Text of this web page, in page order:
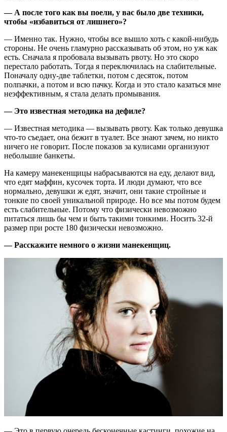
— А после того как вы поели, у вас было две техники,
чтобы «избавиться от лишнего»?
— Именно так. Нужно, чтобы все вышло хоть с какой-нибудь
стороны. Не очень гламурно рассказывать об этом, но уж как
есть. Сначала я пробовала вызывать рвоту. Но это скоро
перестало работать. Тогда я переключилась на слабительные.
Поначалу одну-две таблетки, потом с десяток, потом
полпачки, а потом и всю пачку. Когда и это стало казаться мне
неэффективным, я стала делать промывания.
— Это известная методика на дефиле?
— Известная методика — вызывать рвоту. Как только девушка
что-то съедает, она бежит в туалет. Все знают зачем, но никто
ничего не говорит. После показов за кулисами организуют
небольшие банкеты.
На камеру манекенщицы набрасываются на еду, делают вид,
что едят маффин, кусочек торта. И люди думают, что все
нормально, девушки ж едят, значит, они такие стройные и
тонкие по своей уникальной природе. Но все мы потом будем
есть слабительные. Потому что физически невозможно
питаться лишь бы чем и быть такими тонкими. Носить 32-й
размер при росте 180 физически невозможно.
— Расскажите немного о жизни манекенщиц.